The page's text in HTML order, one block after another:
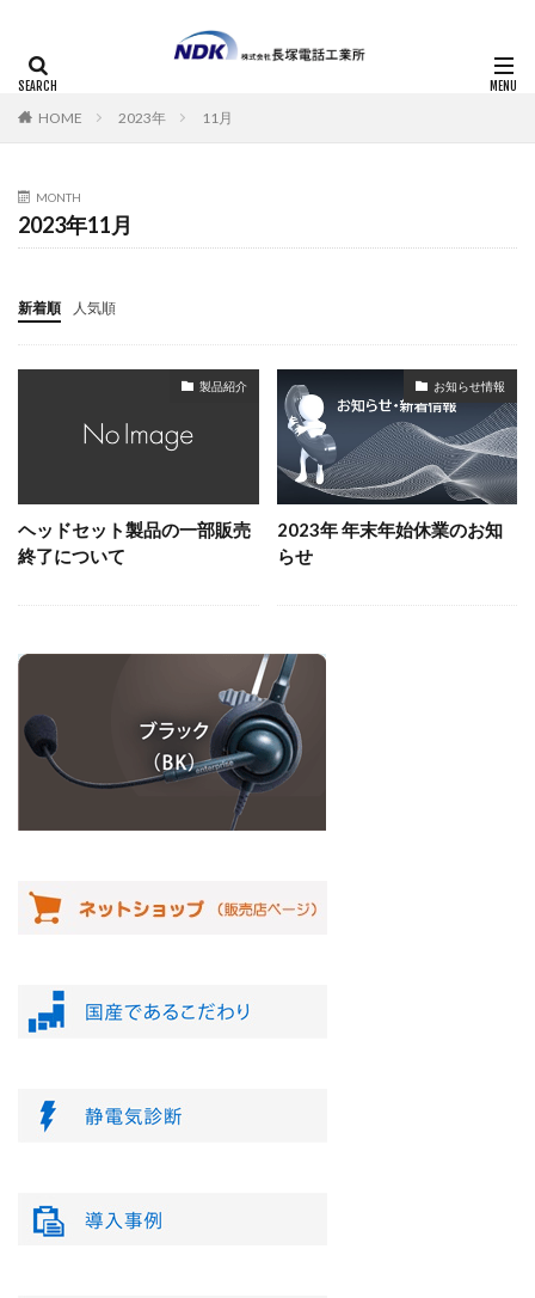
HOME 2023年 11月
MONTH
2023年11月
新着順 人気順
製品紹介
ヘッドセット製品の一部販売
終了について
お知らせ情報
2023年 年末年始休業のお知
らせ